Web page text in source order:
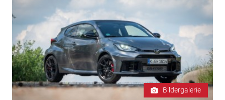
Bildergalerie